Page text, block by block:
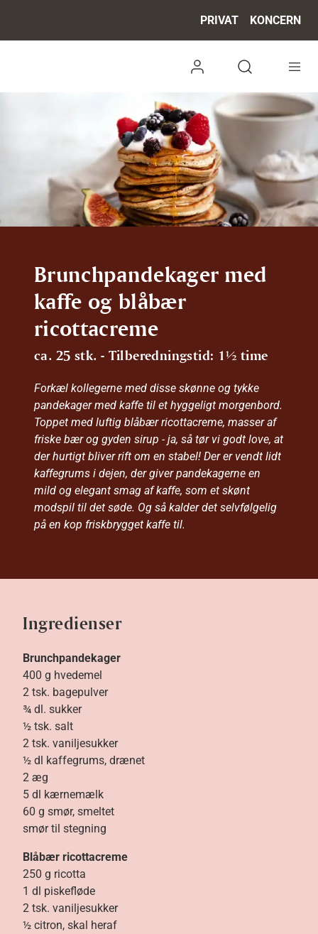
PRIVAT KONCERN
Log ind
Brunchpandekager med
kaffe og blåbær
ricottacreme
ca. 25 stk. - Tilberedningstid: 1½ time
Forkæl kollegerne med disse skønne og tykke
pandekager med kaffe til et hyggeligt morgenbord.
Toppet med luftig blåbær ricottacreme, masser af
friske bær og gyden sirup - ja, så tør vi godt love, at
der hurtigt bliver rift om en stabel! Der er vendt lidt
kaffegrums i dejen, der giver pandekagerne en
mild og elegant smag af kaffe, som et skønt
modspil til det søde. Og så kalder det selvfølgelig
på en kop friskbrygget kaffe til.
Ingredienser
Brunchpandekager
400 g hvedemel
2 tsk. bagepulver
¾ dl. sukker
½ tsk. salt
2 tsk. vaniljesukker
½ dl kaffegrums, drænet
2 æg
5 dl kærnemælk
60 g smør, smeltet
smør til stegning
Blåbær ricottacreme
250 g ricotta
1 dl piskefløde
2 tsk. vaniljesukker
½ citron, skal heraf